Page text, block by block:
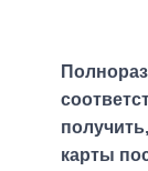
карты